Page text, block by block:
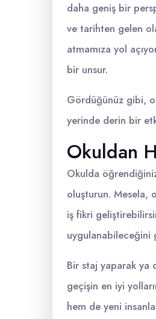
daha geniş bir
ve tarihten gelen
atmamıza yol
bir unsur.
Gördüğünüz gibi,
yerinde derin bir
Okuldan
Okulda
oluşturun. Mesela,
iş fikri
uygulanabileceğini
Bir staj yaparak ya
geçişin en iyi
hem de yeni